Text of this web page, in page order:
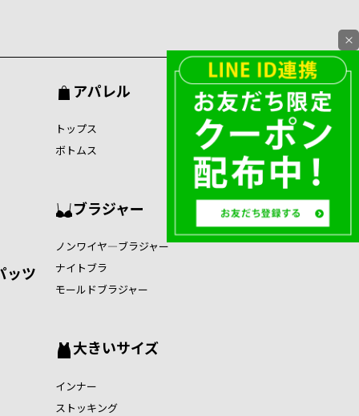
ッツ
アパレル
トップス
ボトムス
ブラジャー
ノンワイヤ―ブラジャー
ナイトブラ
モールドブラジャー
大きいサイズ
インナー
ストッキング
×